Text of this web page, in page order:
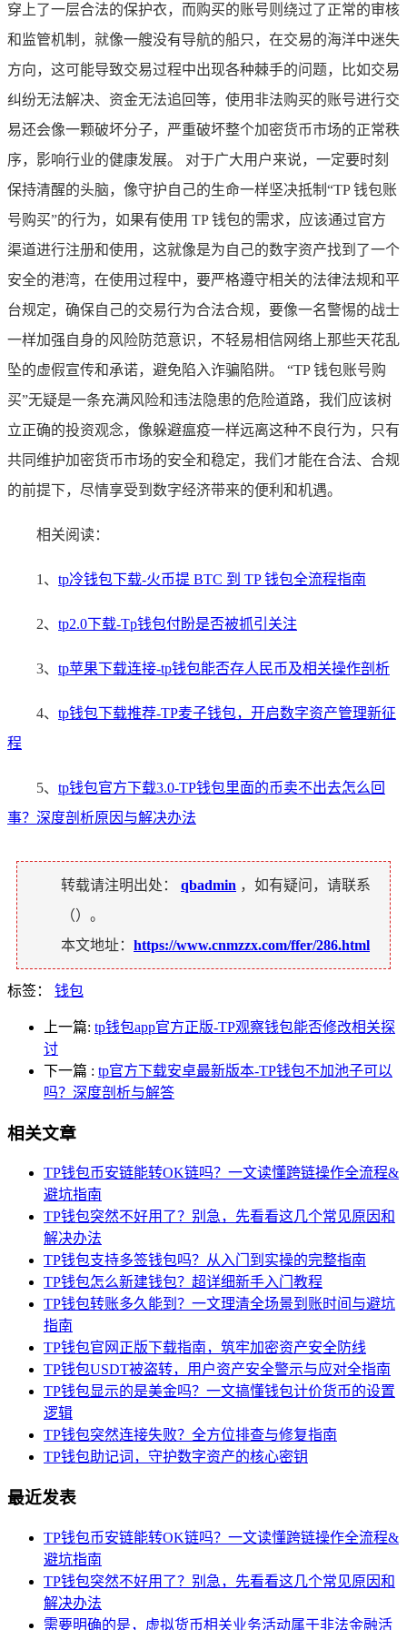
穿上了一层合法的保护衣，而购买的账号则绕过了正常的审核
和监管机制，就像一艘没有导航的船只，在交易的海洋中迷失
方向，这可能导致交易过程中出现各种棘手的问题，比如交易
纠纷无法解决、资金无法追回等，使用非法购买的账号进行交
易还会像一颗破坏分子，严重破坏整个加密货币市场的正常秩
序，影响行业的健康发展。 对于广大用户来说，一定要时刻
保持清醒的头脑，像守护自己的生命一样坚决抵制“TP 钱包账
号购买”的行为，如果有使用 TP 钱包的需求，应该通过官方
渠道进行注册和使用，这就像是为自己的数字资产找到了一个
安全的港湾，在使用过程中，要严格遵守相关的法律法规和平
台规定，确保自己的交易行为合法合规，要像一名警惕的战士
一样加强自身的风险防范意识，不轻易相信网络上那些天花乱
坠的虚假宣传和承诺，避免陷入诈骗陷阱。 “TP 钱包账号购
买”无疑是一条充满风险和违法隐患的危险道路，我们应该树
立正确的投资观念，像躲避瘟疫一样远离这种不良行为，只有
共同维护加密货币市场的安全和稳定，我们才能在合法、合规
的前提下，尽情享受到数字经济带来的便利和机遇。
相关阅读：
1、 tp冷钱包下载-火币提 BTC 到 TP 钱包全流程指南
2、 tp2.0下载-Tp钱包付盼是否被抓引关注
3、 tp苹果下载连接-tp钱包能否存人民币及相关操作剖析
4、 tp钱包下载推荐-TP麦子钱包，开启数字资产管理新征
程
5、 tp钱包官方下载3.0-TP钱包里面的币卖不出去怎么回
事？深度剖析原因与解决办法
转载请注明出处： qbadmin ，如有疑问，请联系
（）。
本文地址： https://www.cnmzzx.com/ffer/286.html
标签： 钱包
上一篇: tp钱包app官方正版-TP观察钱包能否修改相关探
讨
下一篇 : tp官方下载安卓最新版本-TP钱包不加池子可以
吗？深度剖析与解答
相关文章
TP钱包币安链能转OK链吗？一文读懂跨链操作全流程&
避坑指南
TP钱包突然不好用了？别急，先看看这几个常见原因和
解决办法
TP钱包支持多签钱包吗？从入门到实操的完整指南
TP钱包怎么新建钱包？超详细新手入门教程
TP钱包转账多久能到？一文理清全场景到账时间与避坑
指南
TP钱包官网正版下载指南，筑牢加密资产安全防线
TP钱包USDT被盗转，用户资产安全警示与应对全指南
TP钱包显示的是美金吗？一文搞懂钱包计价货币的设置
逻辑
TP钱包突然连接失败？全方位排查与修复指南
TP钱包助记词，守护数字资产的核心密钥
最近发表
TP钱包币安链能转OK链吗？一文读懂跨链操作全流程&
避坑指南
TP钱包突然不好用了？别急，先看看这几个常见原因和
解决办法
需要明确的是，虚拟货币相关业务活动属于非法金融活